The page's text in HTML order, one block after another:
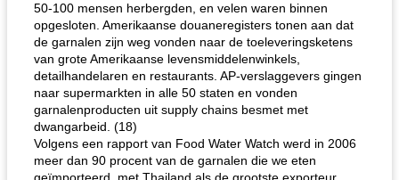
50-100 mensen herbergden, en velen waren binnen
opgesloten. Amerikaanse douaneregisters tonen aan dat
de garnalen zijn weg vonden naar de toeleveringsketens
van grote Amerikaanse levensmiddelenwinkels,
detailhandelaren en restaurants. AP-verslaggevers gingen
naar supermarkten in alle 50 staten en vonden
garnalenproducten uit supply chains besmet met
dwangarbeid. (18)
Volgens een rapport van Food Water Watch werd in 2006
meer dan 90 procent van de garnalen die we eten